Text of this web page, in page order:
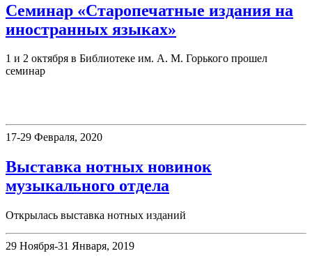
Семинар «Старопечатные издания на
иностранных языках»
1 и 2 октября в Библиотеке им. А. М. Горького прошел
семинар
17-29 Февраля, 2020
Выставка нотных новинок
музыкального отдела
Открылась выставка нотных изданий
29 Ноября-31 Января, 2019